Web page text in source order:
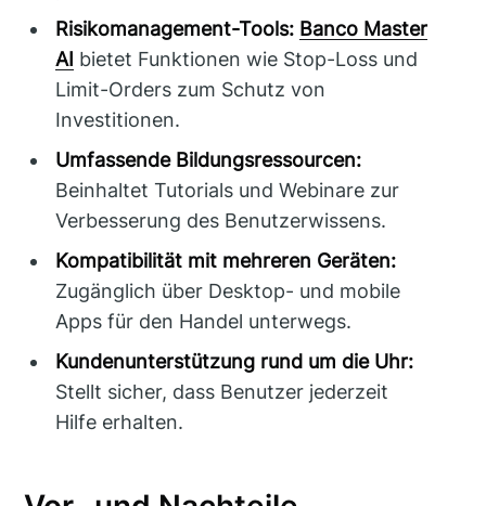
Risikomanagement-Tools: Banco Master
AI bietet Funktionen wie Stop-Loss und
Limit-Orders zum Schutz von
Investitionen.
Umfassende Bildungsressourcen:
Beinhaltet Tutorials und Webinare zur
Verbesserung des Benutzerwissens.
Kompatibilität mit mehreren Geräten:
Zugänglich über Desktop- und mobile
Apps für den Handel unterwegs.
Kundenunterstützung rund um die Uhr:
Stellt sicher, dass Benutzer jederzeit
Hilfe erhalten.